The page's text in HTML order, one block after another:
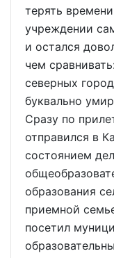
терять
учреждении
и остался
чем
северных
буквально
Сразу по
отправился в
состоянием
образования
приемной
посетил